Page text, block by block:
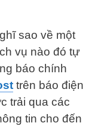
sao về một
vụ nào đó tự
báo chính
trên báo điện
trải qua các
tin cho đến